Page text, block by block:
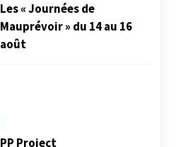
Les « Journées de
Mauprévoir » du 14 au 16
août
PP Project